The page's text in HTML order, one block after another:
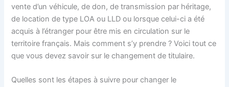
vente d’un véhicule, de don, de transmission par héritage,
de location de type LOA ou LLD ou lorsque celui-ci a été
acquis à l’étranger pour être mis en circulation sur le
territoire français. Mais comment s’y prendre ? Voici tout ce
que vous devez savoir sur le changement de titulaire.
Quelles sont les étapes à suivre pour changer le